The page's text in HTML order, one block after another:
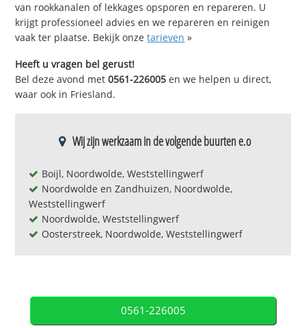
van rookkanalen of lekkages opsporen en repareren. U
krijgt professioneel advies en we repareren en reinigen
vaak ter plaatse. Bekijk onzetarieven »
Heeft u vragen bel gerust!
Bel deze avond met0561-226005 en we helpen u direct,
waar ook in Friesland.
Wij zijn werkzaam in de volgende buurten e.o
Boijl, Noordwolde, Weststellingwerf
Noordwolde en Zandhuizen, Noordwolde,
Weststellingwerf
Noordwolde, Weststellingwerf
Oosterstreek, Noordwolde, Weststellingwerf
0561-226005